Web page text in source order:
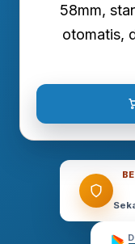
58mm,
otomatis,